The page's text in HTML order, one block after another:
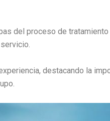
del proceso de
destacando la